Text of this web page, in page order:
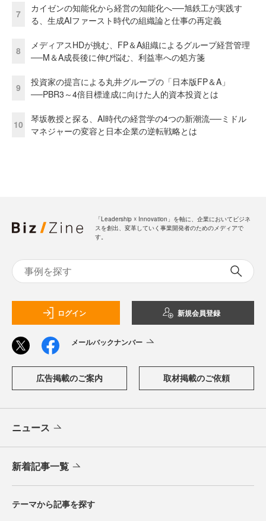
7
カイゼンの知能化から経営の知能化へ──旭鉄工が実践す
る、生成AIファースト時代の組織論と仕事の再定義
8
メディアスHDが挑む、FP＆A組織によるグループ経営管理
──M＆A成長後に伸び悩む、利益率への処方箋
9
投資家の提言による丸井グループの「日本版FP＆A」
──PBR3～4倍目標達成に向けた人的資本投資とは
10
琴坂教授と探る、AI時代の経営学の4つの新潮流──ミドル
マネジャーの変容と日本企業の逆転戦略とは
「Leadership ☓ Innovation」を軸に、企業においてビジネ
スを創出、変革していく事業開発者のためのメディアで
す。
ログイン 新規会員登録
メールバックナンバー
広告掲載のご案内 取材掲載のご依頼
ニュース
新着記事一覧
テーマから記事を探す